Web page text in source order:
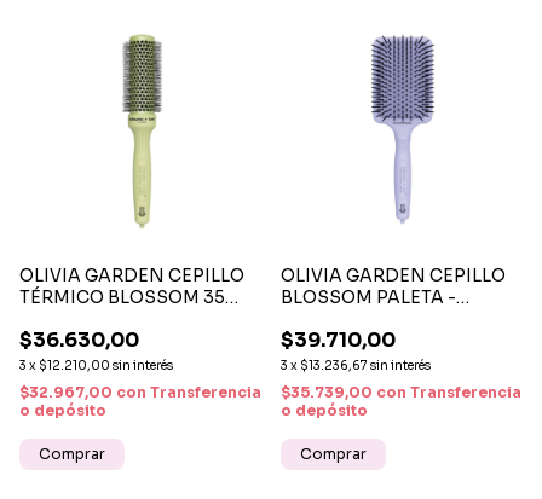
OLIVIA GARDEN CEPILLO
TÉRMICO BLOSSOM 35
PROFESIONAL CERÁMICO
ANTI FRIZZ Y DE SECADO
RÁPIDO
$36.630,00
3 x $12.210,00 sin interés
$32.967,00 con Transferencia
o depósito
OLIVIA GARDEN CEPILLO
BLOSSOM PALETA -
ANTIFRIZZ Y
DESENREDADO
$39.710,00
3 x $13.236,67 sin interés
$35.739,00 con Transferencia
o depósito